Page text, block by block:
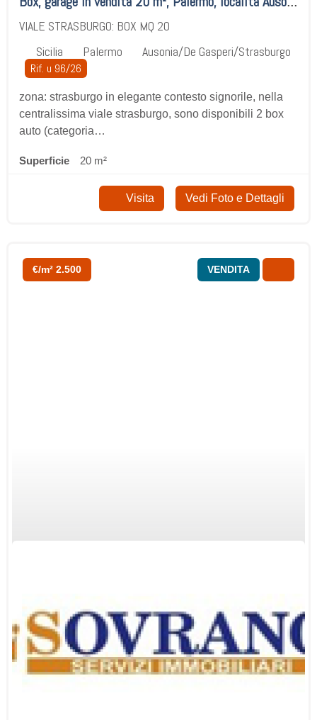
VIALE STRASBURGO: BOX MQ 20
Sicilia
Palermo Ausonia/De Gasperi/Strasburgo
Rif. u 96/26
zona: strasburgo in elegante contesto signorile, nella
centralissima viale strasburgo, sono disponibili 2 box
auto (categoria…
Superficie 20 m²
Visita Vedi Foto e Dettagli
€/m² 2.500 VENDITA